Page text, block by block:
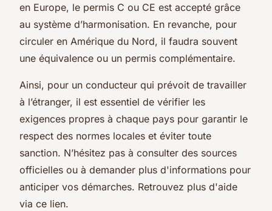
en Europe, le permis C ou CE est accepté grâce
au système d’harmonisation. En revanche, pour
circuler en Amérique du Nord, il faudra souvent
une équivalence ou un permis complémentaire.
Ainsi, pour un conducteur qui prévoit de travailler
à l’étranger, il est essentiel de vérifier les
exigences propres à chaque pays pour garantir le
respect des normes locales et éviter toute
sanction. N’hésitez pas à consulter des sources
officielles ou à demander plus d'informations pour
anticiper vos démarches. Retrouvez plus d'aide
via ce lien.